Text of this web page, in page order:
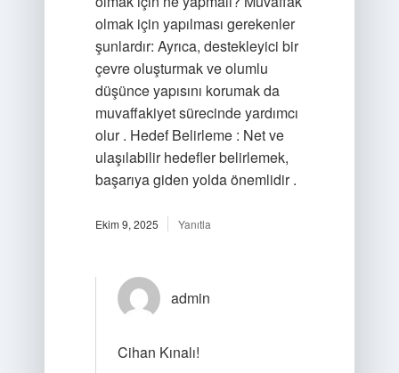
olmak için yapılması gerekenler
şunlardır: Ayrıca, destekleyici bir
çevre oluşturmak ve olumlu
düşünce yapısını korumak da
muvaffakiyet sürecinde yardımcı
olur . Hedef Belirleme : Net ve
ulaşılabilir hedefler belirlemek,
başarıya giden yolda önemlidir .
Ekim 9, 2025 Yanıtla
admin
Cihan Kınalı!